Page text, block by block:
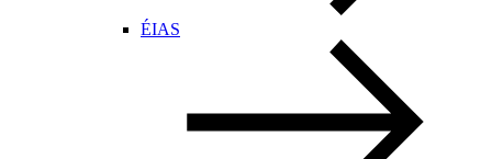
ÉIAS